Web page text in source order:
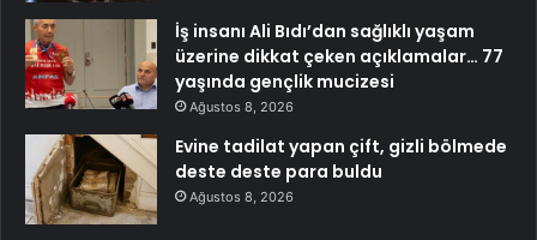
İş insanı Ali Bıdı’dan sağlıklı yaşam
üzerine dikkat çeken açıklamalar… 77
yaşında gençlik mucizesi
Ağustos 8, 2026
Evine tadilat yapan çift, gizli bölmede
deste deste para buldu
Ağustos 8, 2026